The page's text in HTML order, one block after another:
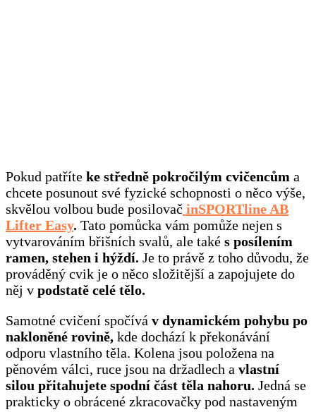
Pokud patříte ke středně pokročilým cvičencům a
chcete posunout své fyzické schopnosti o něco výše,
skvělou volbou bude posilovač inSPORTline AB
Lifter Easy. Tato pomůcka vám pomůže nejen s
vytvarováním břišních svalů, ale také s posílením
ramen, stehen i hýždí. Je to právě z toho důvodu, že
prováděný cvik je o něco složitější a zapojujete do
něj v podstatě celé tělo.
Samotné cvičení spočívá v dynamickém pohybu po
nakloněné rovině, kde dochází k překonávání
odporu vlastního těla. Kolena jsou položena na
pěnovém válci, ruce jsou na držadlech a vlastní
silou přitahujete spodní část těla nahoru. Jedná se
prakticky o obrácené zkracovačky pod nastaveným